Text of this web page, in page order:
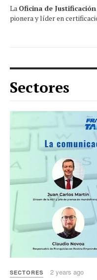
La Oficina de
pionera y líder en
Sectores
SECTORES 2 years ago